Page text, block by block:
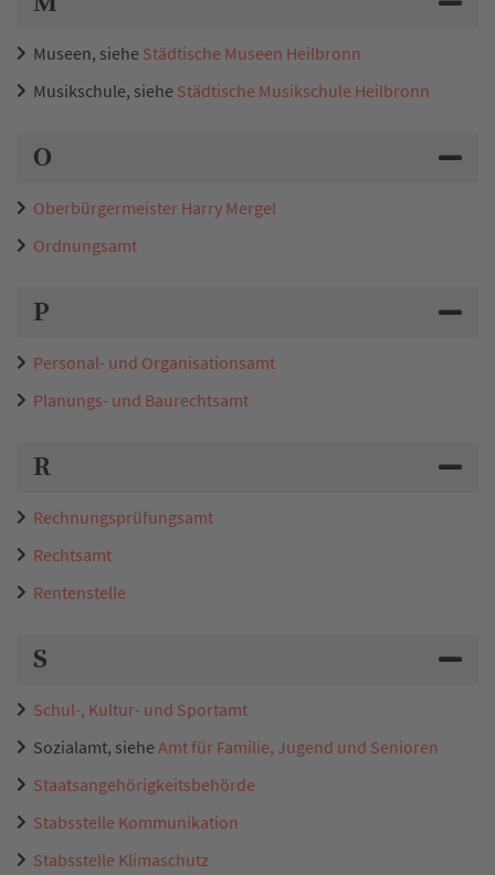
Museen, siehe Städtische Museen Heilbronn
Musikschule, siehe Städtische Musikschule Heilbronn
O
Oberbürgermeister Harry Mergel
Ordnungsamt
P
Personal- und Organisationsamt
Planungs- und Baurechtsamt
R
Rechnungsprüfungsamt
Rechtsamt
Rentenstelle
S
Schul-, Kultur- und Sportamt
Sozialamt, sieheAmt für Familie, Jugend und Senioren
Staatsangehörigkeitsbehörde
Stabsstelle Kommunikation
Stabsstelle Klimaschutz